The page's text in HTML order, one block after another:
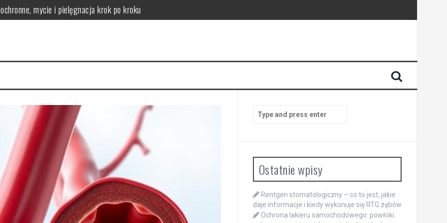
mycie i pielęgnacja krok po kroku
zagrożenie zdrowotne
objawy, rehabilitacja
daje informacje i kiedy wykonuje się RTG zębów
for:
Ostatnie wpisy
Rentgen stomatologiczny – co to jest, jakie
daje informacje i kiedy wykonuje się RTG zębów
Ochrona lakieru samochodowego: powłoki